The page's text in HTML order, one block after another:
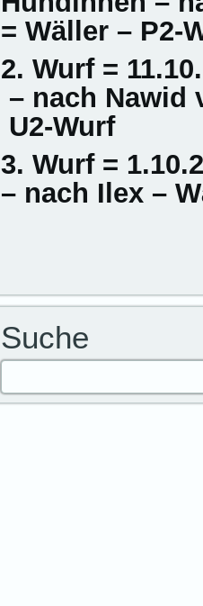
= Wäller – P2-
2. Wurf =
– nach
U2-Wurf
3. Wurf =
– nach Ilex –
Suche